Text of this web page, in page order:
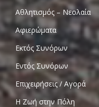
Αθλητισμός – Νεολαία
Αφιερώματα
Εκτός Συνόρων
Εντός Συνόρων
Επιχειρήσεις / Αγορά
Η Ζωή στην Πόλη